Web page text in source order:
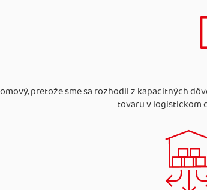
pretože sme sa rozhodli z kapacitných
tovaru v logistickom